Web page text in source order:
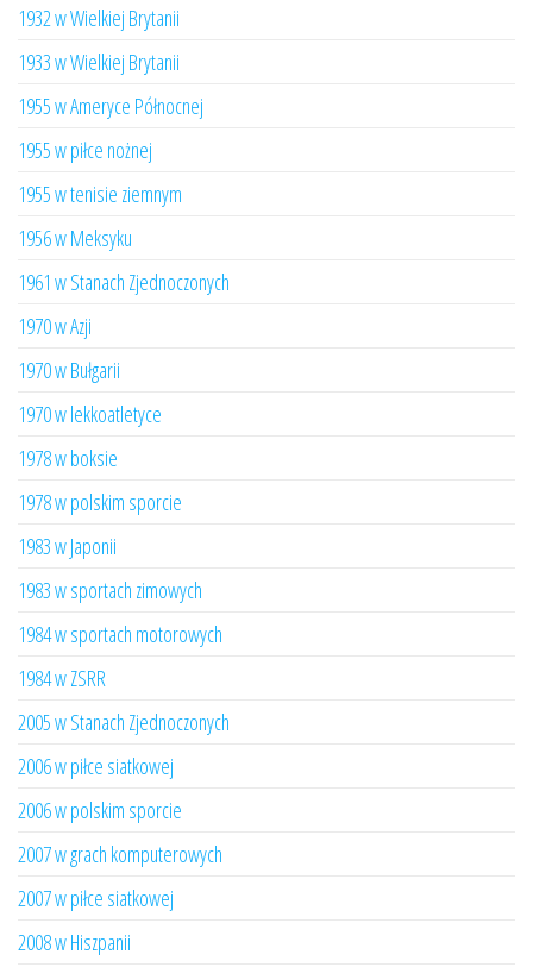
1932 w Wielkiej Brytanii
1933 w Wielkiej Brytanii
1955 w Ameryce Północnej
1955 w piłce nożnej
1955 w tenisie ziemnym
1956 w Meksyku
1961 w Stanach Zjednoczonych
1970 w Azji
1970 w Bułgarii
1970 w lekkoatletyce
1978 w boksie
1978 w polskim sporcie
1983 w Japonii
1983 w sportach zimowych
1984 w sportach motorowych
1984 w ZSRR
2005 w Stanach Zjednoczonych
2006 w piłce siatkowej
2006 w polskim sporcie
2007 w grach komputerowych
2007 w piłce siatkowej
2008 w Hiszpanii